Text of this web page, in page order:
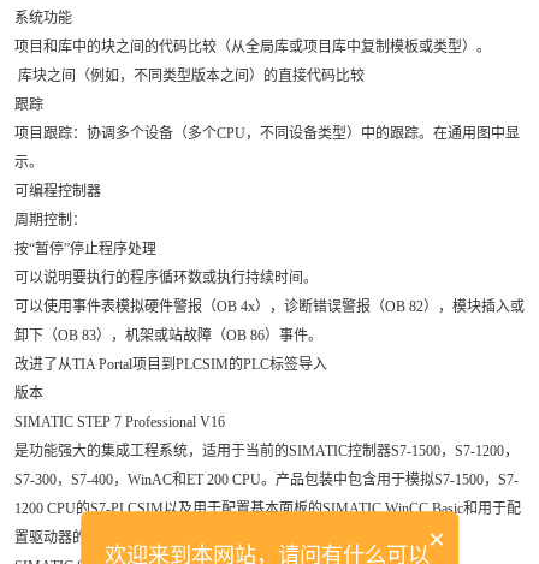
系统功能
项目和库中的块之间的代码比较（从全局库或项目库中复制模板或类型）。
库块之间（例如，不同类型版本之间）的直接代码比较
跟踪
项目跟踪：协调多个设备（多个CPU，不同设备类型）中的跟踪。在通用图中显
示。
可编程控制器
周期控制：
按“暂停”停止程序处理
可以说明要执行的程序循环数或执行持续时间。
可以使用事件表模拟硬件警报（OB 4x），诊断错误警报（OB 82），模块插入或
卸下（OB 83），机架或站故障（OB 86）事件。
改进了从TIA Portal项目到PLCSIM的PLC标签导入
版本
SIMATIC STEP 7 Professional V16
是功能强大的集成工程系统，适用于当前的SIMATIC控制器S7-1500，S7-1200，
S7-300，S7-400，WinAC和ET 200 CPU。产品包装中包含用于模拟S7-1500，S7-
1200 CPU的S7-PLCSIM以及用于配置基本面板的SIMATIC WinCC Basic和用于配
置驱动器的SINAMICS Startdrive。
×
欢迎来到本网站，请问有什么可以